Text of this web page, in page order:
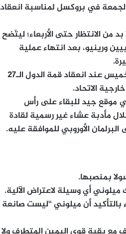
في بروكسل لمناسبة انعقاد
من الانتظار حتى الأربعاء؛ ليتّضح
ورينيو، بعد انتهاء عملية
ومن المتوقع تالياً أن يكون المشهد السياسي الأوروبي قد اتّضح الخميس عند انعقاد قمة الدول الـ27
الاتحاد.
موقع جيد للبقاء على رأس
مأدبة عشاء غير رسمية لقادة
الأوروبي للموافقة عليه.
بمنصبها.
أن ميلوني “ليست صانعة